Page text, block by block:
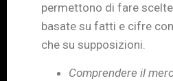
permettono di fare
basate su fatti e cifre
che su supposizioni.
Comprendere il